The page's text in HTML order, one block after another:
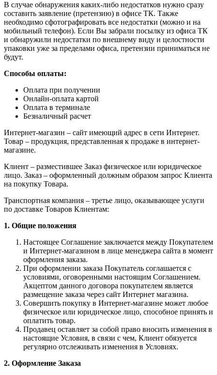
В случае обнаружения каких-либо недостатков нужно сразу
составить заявление (претензию) в офисе ТК. Также
необходимо сфотографировать все недостатки (можно и на
мобильный телефон). Если Вы забрали посылку из офиса ТК
и обнаружили недостатки по внешнему виду и целостности
упаковки уже за пределами офиса, претензии приниматься не
будут.
Способы оплаты:
Оплата при получении
Онлайн-оплата картой
Оплата в терминале
Безналичный расчет
Интернет-магазин – сайт имеющий адрес в сети Интернет.
Товар – продукция, представленная к продаже в интернет-
магазине.
Клиент – разместившее Заказ физическое или юридическое
лицо. Заказ – оформленный должным образом запрос Клиента
на покупку Товара.
Транспортная компания – третье лицо, оказывающее услуги
по доставке Товаров Клиентам:
1. Общие положения
Настоящее Соглашение заключается между Покупателем
и Интернет-магазином в лице менеджера сайта в момент
оформления заказа.
При оформлении заказа Покупатель соглашается с
условиями, оговоренными настоящим Соглашением.
Акцептом данного договора покупателем является
размещение заказа через сайт Интернет магазина.
Совершить покупку в Интернет-магазине может любое
физическое или юридическое лицо, способное принять и
оплатить товар.
Продавец оставляет за собой право вносить изменения в
настоящие Условия, в связи с чем, Клиент обязуется
регулярно отслеживать изменения в Условиях.
2. Оформление Заказа